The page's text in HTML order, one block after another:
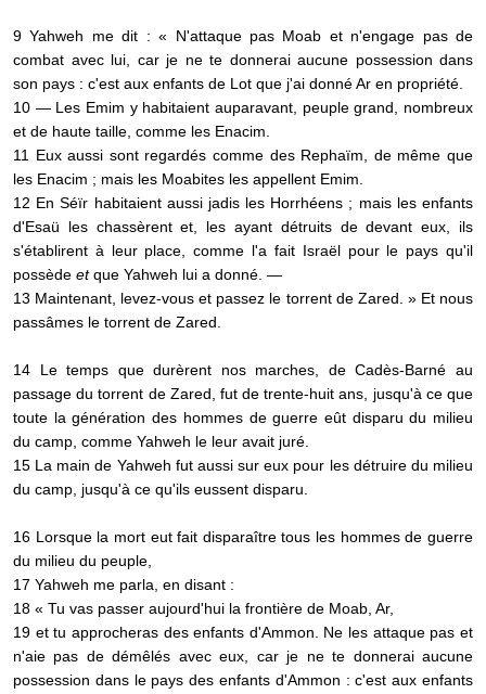
9 Yahweh me dit : « N'attaque pas Moab et n'engage pas de
combat avec lui, car je ne te donnerai aucune possession dans
son pays : c'est aux enfants de Lot que j'ai donné Ar en propriété.
10 — Les Emim y habitaient auparavant, peuple grand, nombreux
et de haute taille, comme les Enacim.
11 Eux aussi sont regardés comme des Rephaïm, de même que
les Enacim ; mais les Moabites les appellent Emim.
12 En Séïr habitaient aussi jadis les Horrhéens ; mais les enfants
d'Esaü les chassèrent et, les ayant détruits de devant eux, ils
s'établirent à leur place, comme l'a fait Israël pour le pays qu'il
possède etque Yahweh lui a donné. —
13 Maintenant, levez-vous et passez le torrent de Zared. » Et nous
passâmes le torrent de Zared.
14 Le temps que durèrent nos marches, de Cadès-Barné au
passage du torrent de Zared, fut de trente-huit ans, jusqu'à ce que
toute la génération des hommes de guerre eût disparu du milieu
du camp, comme Yahweh le leur avait juré.
15 La main de Yahweh fut aussi sur eux pour les détruire du milieu
du camp, jusqu'à ce qu'ils eussent disparu.
16 Lorsque la mort eut fait disparaître tous les hommes de guerre
du milieu du peuple,
17 Yahweh me parla, en disant :
18 « Tu vas passer aujourd'hui la frontière de Moab, Ar,
19 et tu approcheras des enfants d'Ammon. Ne les attaque pas et
n'aie pas de démêlés avec eux, car je ne te donnerai aucune
possession dans le pays des enfants d'Ammon : c'est aux enfants